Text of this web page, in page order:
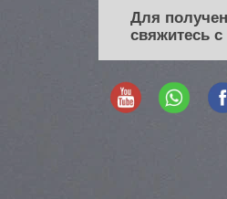
Для
свяжитесь